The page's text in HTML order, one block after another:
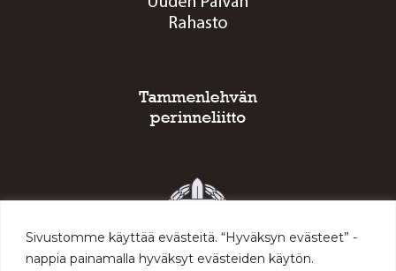
Sivustomme käyttää evästeitä. “Hyväksyn evästeet” -
nappia painamalla hyväksyt evästeiden käytön.